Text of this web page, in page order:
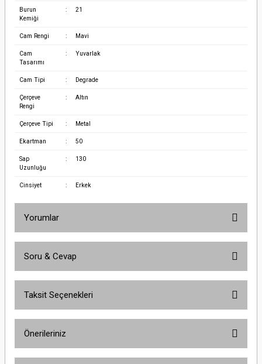
Burun
Kemiği
: 21
Cam Rengi : Mavi
Cam
Tasarımı
: Yuvarlak
Cam Tipi : Degrade
Çerçeve
Rengi
: Altın
Çerçeve Tipi : Metal
Ekartman : 50
Sap
Uzunluğu
: 130
Cinsiyet : Erkek
Yorumlar
Soru & Cevap
Taksit Seçenekleri
Önerileriniz